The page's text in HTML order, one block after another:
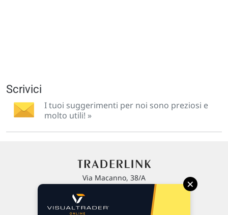
Scrivici
I tuoi suggerimenti per noi sono preziosi e
molto utili! »
Via Macanno, 38/A
P.IVA 02 452 460 401
×